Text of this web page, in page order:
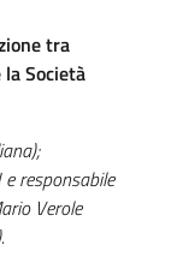
tra
Società
responsabile
Verole